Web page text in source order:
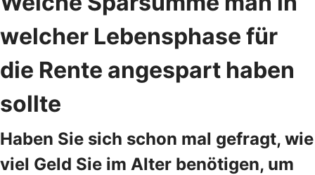
welcher Lebensphase für
die Rente angespart haben
sollte
Haben Sie sich schon mal gefragt, wie
viel Geld Sie im Alter benötigen, um